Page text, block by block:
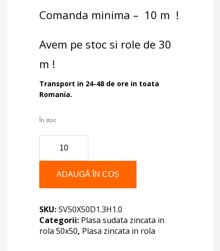
Comanda minima – 10 m !
Avem pe stoc si role de 30
m !
Transport in 24-48 de ore in toata
Romania.
În stoc
Cantitate
PLASA
SUDATA
ADAUGĂ ÎN COȘ
SKU:SV50X50D1.3H1.0
Categorii: Plasa sudata zincata in
rola 50x50, Plasa zincata in rola